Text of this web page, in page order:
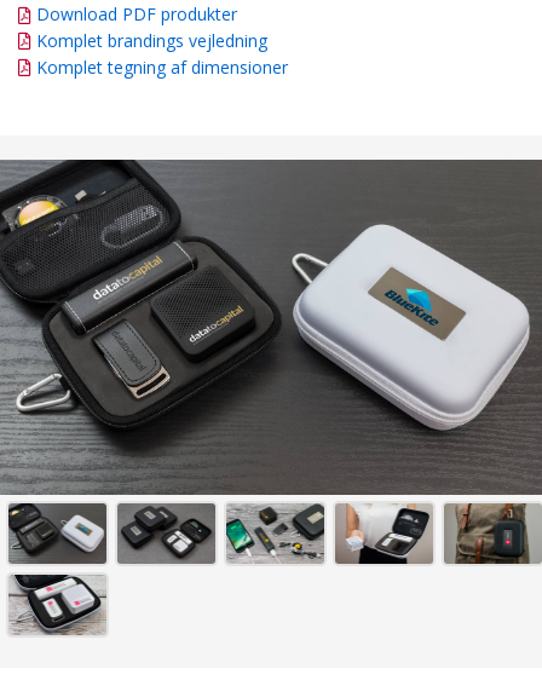
Download PDF produkter
Komplet brandings vejledning
Komplet tegning af dimensioner